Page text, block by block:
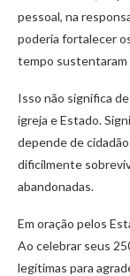
pessoal, na
poderia fortalecer
tempo sustentaram
Isso não significa
igreja e Estado.
depende de
dificilmente
abandonadas.
Em oração pelos
Ao celebrar seus
legítimas para